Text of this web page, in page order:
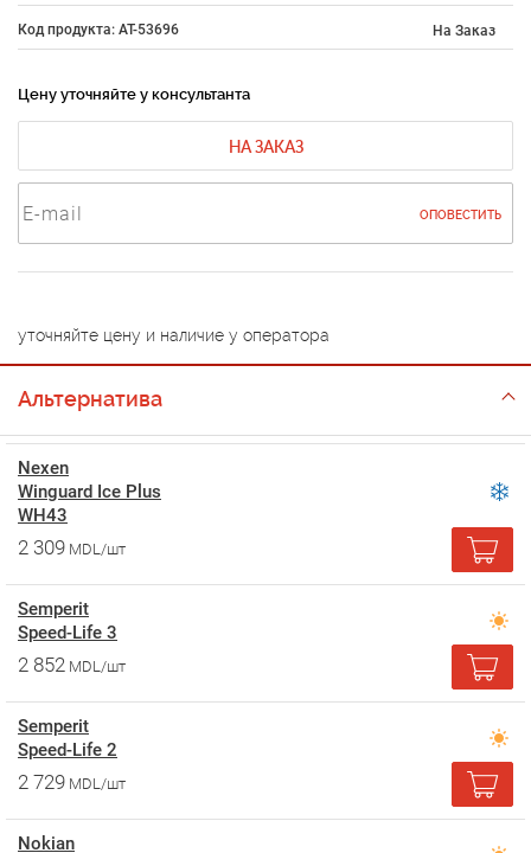
Код продукта: AT-53696 На Заказ
Цену уточняйте у консультанта
НА ЗАКАЗ
ОПОВЕСТИТЬ
уточняйте цену и наличие у оператора
Альтернатива
Nexen
Winguard Ice Plus
WH43
2 309 MDL/шт
Semperit
Speed-Life 3
2 852 MDL/шт
Semperit
Speed-Life 2
2 729 MDL/шт
Nokian